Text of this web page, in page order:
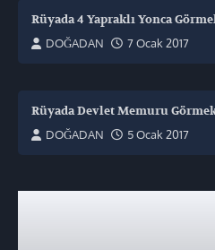
Rüyada 4 Yapraklı Yonca
DOĞADAN
7 Ocak 2017
Rüyada Devlet Memuru
DOĞADAN
5 Ocak 2017